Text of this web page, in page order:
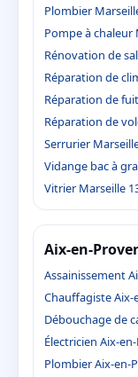
Plombier
Pompe à chaleur
Rénovation de
Réparation de
Réparation de
Réparation de
Serrurier
Vidange bac à
Vitrier Marseille
Aix-en-
Assainissement
Chauffagiste Aix-
Débouchage de
Électricien Aix-
Plombier Aix-en-